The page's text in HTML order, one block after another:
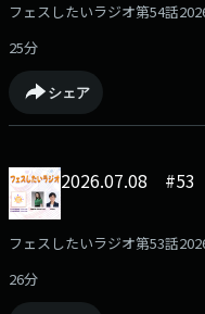
フェスしたいラジオ第54話
25分
シェア
2026.07.08
フェスしたいラジオ第53話
26分